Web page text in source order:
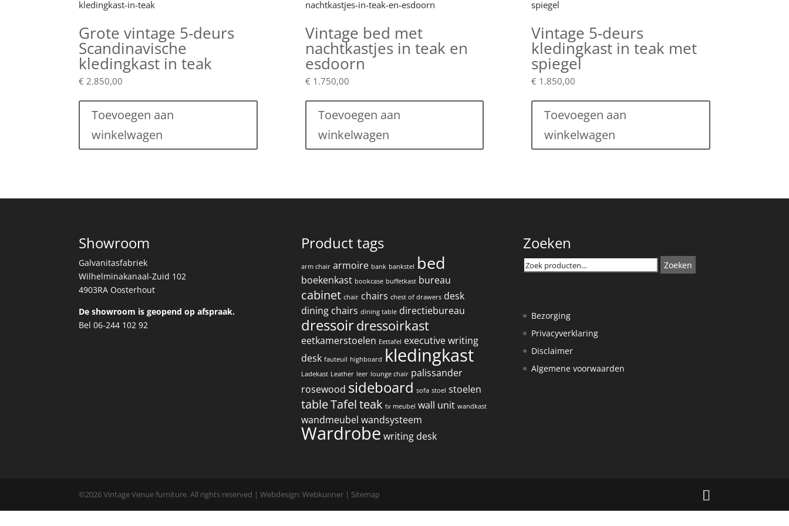
Grote vintage 5-deurs
Scandinavische
kledingkast in teak
€ 2.850,00
Toevoegen aan
winkelwagen
Vintage bed met
nachtkastjes in teak en
esdoorn
€ 1.750,00
Toevoegen aan
winkelwagen
Vintage 5-deurs
kledingkast in teak met
spiegel
€ 1.850,00
Toevoegen aan
winkelwagen
Showroom
Galvanitasfabriek
Wilhelminakanaal-Zuid 102
4903RA Oosterhout
De showroom is geopend op afspraak.
Bel 06-244 102 92
Product tags
arm chair armoire bank bankstel bed
boekenkast bookcase buffetkast bureau
cabinet chair chairs chest of drawers desk
dining chairs dining table directiebureau
dressoirdressoirkast
eetkamerstoelen Eettafel executive writing
desk fauteuil highboard kledingkast
Ladekast Leather leer lounge chair palissander
rosewood sideboard sofa stoel stoelen
tableTafelteak tv meubel wall unit wandkast
wandmeubel wandsysteem
Wardrobe writing desk
Zoeken
Zoeken
naar:
Zoeken
Bezorging
Privacyverklaring
Disclaimer
Algemene voorwaarden
©2026Vintage Venue furniture. All rights reserved | Webdesign:Webkunner | Sitemap